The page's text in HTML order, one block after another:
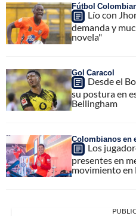
Fútbol
Lío con
demanda y
novela"
Gol Caracol
Desde el
su postura en
Bellingham
Colombianos en
Los
presentes en
movimiento en